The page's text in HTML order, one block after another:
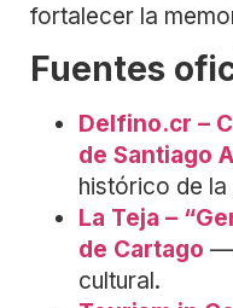
fortalecer la
Fuentes
Delfino.cr –
de Santiago
histórico de la
La Teja –
de Cartago —
cultural.